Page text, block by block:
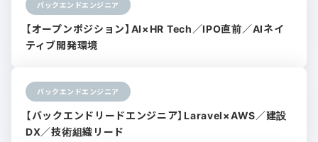
バックエンドエンジニア
【オープンポジション】AI×HR Tech／IPO直前／AIネイ
ティブ開発環境
バックエンドエンジニア
【バックエンドリードエンジニア】Laravel×AWS／建設
DX／技術組織リード